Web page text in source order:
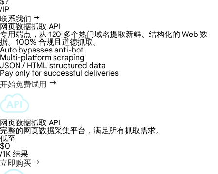
$?
/IP
联系我们
网页数据抓取 API
专用端点，从 120 多个热门域名提取新鲜、结构化的 Web 数
据。100% 合规且道德抓取。
Auto bypasses anti-bot
Multi-platform scraping
JSON / HTML structured data
Pay only for successful deliveries
开始免费试用
网页数据抓取 API
完整的网页数据采集平台，满足所有抓取需求。
低至
$0
/1K 结果
立即购买